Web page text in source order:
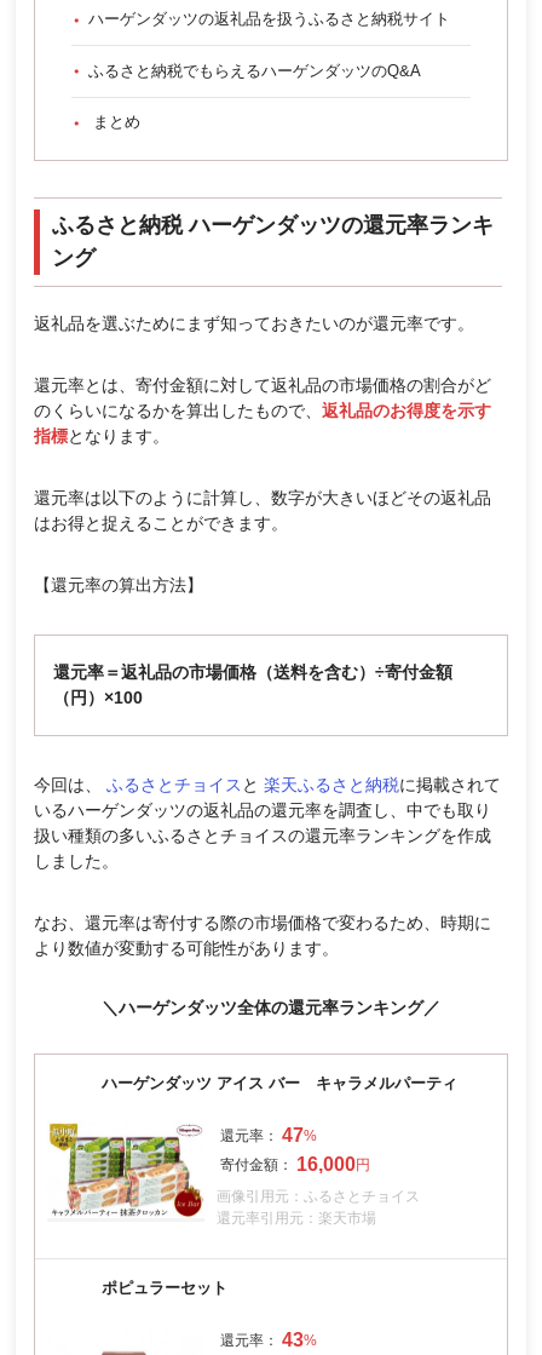
ハーゲンダッツの返礼品を扱うふるさと納税サイト
ふるさと納税でもらえるハーゲンダッツのQ&A
まとめ
ふるさと納税 ハーゲンダッツの還元率ランキ
ング
返礼品を選ぶためにまず知っておきたいのが還元率です。
還元率とは、寄付金額に対して返礼品の市場価格の割合がど
のくらいになるかを算出したもので、返礼品のお得度を示す
指標となります。
還元率は以下のように計算し、数字が大きいほどその返礼品
はお得と捉えることができます。
【還元率の算出方法】
還元率＝返礼品の市場価格（送料を含む）÷寄付金額
（円）×100
今回は、 ふるさとチョイス と 楽天ふるさと納税に掲載されて
いるハーゲンダッツの返礼品の還元率を調査し、中でも取り
扱い種類の多いふるさとチョイスの還元率ランキングを作成
しました。
なお、還元率は寄付する際の市場価格で変わるため、時期に
より数値が変動する可能性があります。
＼ハーゲンダッツ全体の還元率ランキング／
ハーゲンダッツ アイス バー キャラメルパーティ
47
16,000
画像引用元：ふるさとチョイス
還元率引用元：楽天市場
ポピュラーセット
43